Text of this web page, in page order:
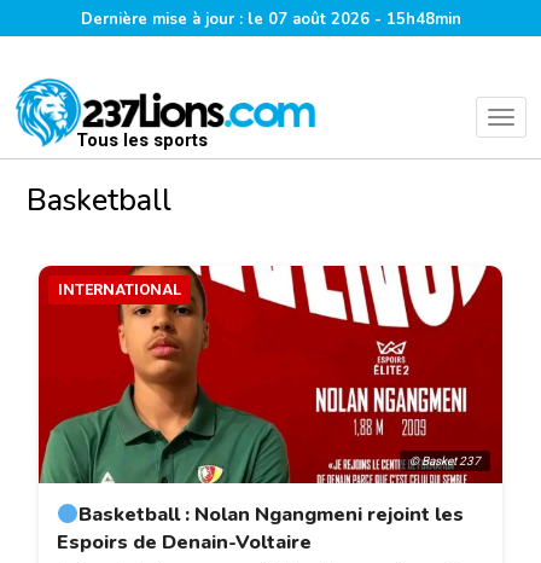
Dernière mise à jour : le 07 août 2026 - 15h48min
Tous les sports
Basketball
© Basket 237
INTERNATIONAL
Basketball : Nolan Ngangmeni rejoint les
Espoirs de Denain-Voltaire